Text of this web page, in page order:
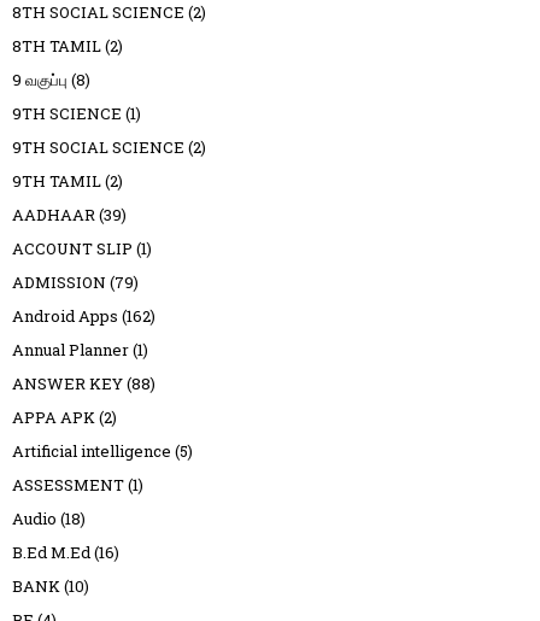
8TH SOCIAL SCIENCE (2)
8TH TAMIL(2)
9 வகுப்பு (8)
9TH SCIENCE (1)
9TH SOCIAL SCIENCE (2)
9TH TAMIL(2)
AADHAAR(39)
ACCOUNT SLIP (1)
ADMISSION (79)
Android Apps (162)
Annual Planner(1)
ANSWER KEY(88)
APPA APK(2)
Artificial intelligence (5)
ASSESSMENT(1)
Audio (18)
B.Ed M.Ed(16)
BANK(10)